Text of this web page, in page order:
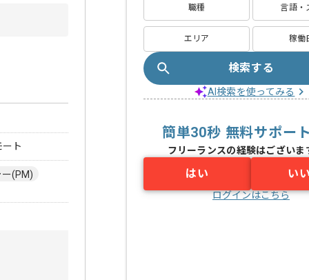
ト
(PM)
職種 言語・
エリア 稼働
検索する
AI検索を使ってみる
簡単30秒 無料サポー
フリーランスの経験はございま
はい い
ログインはこちら